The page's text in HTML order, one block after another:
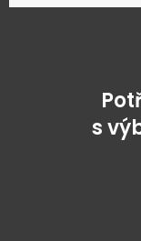
s